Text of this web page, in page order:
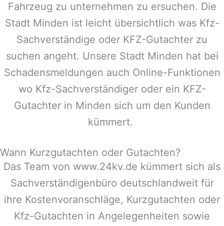
Fahrzeug zu unternehmen zu ersuchen. Die
Stadt Minden ist leicht übersichtlich was Kfz-
Sachverständige oder KFZ-Gutachter zu
suchen angeht. Unsere Stadt Minden hat bei
Schadensmeldungen auch Online-Funktionen
wo Kfz-Sachverständiger oder ein KFZ-
Gutachter in Minden sich um den Kunden
kümmert.
Wann Kurzgutachten oder Gutachten?
Das Team von www.24kv.de kümmert sich als
Sachverständigenbüro deutschlandweit für
ihre Kostenvoranschläge, Kurzgutachten oder
Kfz-Gutachten in Angelegenheiten sowie